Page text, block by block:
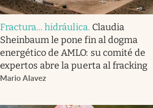
Fractura... hidráulica. Claudia
Sheinbaum le pone fin al dogma
energético de AMLO: su comité de
expertos abre la puerta al fracking
Mario Alavez